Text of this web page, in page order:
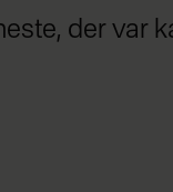
der var